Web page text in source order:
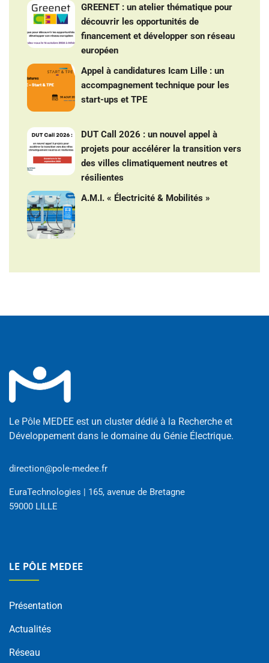
GREENET : un atelier thématique pour
découvrir les opportunités de
financement et développer son réseau
européen
Appel à candidatures Icam Lille : un
accompagnement technique pour les
start-ups et TPE
DUT Call 2026 : un nouvel appel à
projets pour accélérer la transition vers
des villes climatiquement neutres et
résilientes
A.M.I. « Électricité & Mobilités »
Le Pôle MEDEE est un cluster dédié à la Recherche et
Développement dans le domaine du Génie Électrique.
direction@pole-medee.fr
EuraTechnologies | 165, avenue de Bretagne
59000 LILLE
LE PÔLE MEDEE
Présentation
Actualités
Réseau